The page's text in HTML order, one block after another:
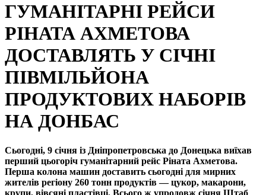
ГУМАНІТАРНІ РЕЙСИ
РІНАТА АХМЕТОВА
ДОСТАВЛЯТЬ У СІЧНІ
ПІВМІЛЬЙОНА
ПРОДУКТОВИХ НАБОРІВ
НА ДОНБАС
Сьогодні, 9 січня із Дніпропетровська до Донецька виїхав
перший цьогоріч гуманітарний рейс Ріната Ахметова.
Перша колона машин доставить сьогодні для мирних
жителів регіону 260 тонн продуктів — цукор, макарони,
крупи, вівсяні пластівці. Всього ж упродовж січня Штаб